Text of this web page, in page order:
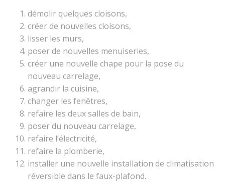
démolir quelques cloisons,
créer de nouvelles cloisons,
lisser les murs,
poser de nouvelles menuiseries,
créer une nouvelle chape pour la pose du
nouveau carrelage,
agrandir la cuisine,
changer les fenêtres,
refaire les deux salles de bain,
poser du nouveau carrelage,
refaire l’électricité,
refaire la plomberie,
installer une nouvelle installation de climatisation
réversible dans le faux-plafond.